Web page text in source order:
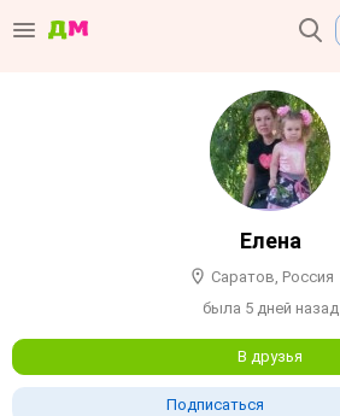
Елена
Саратов, Россия
была 5 дней назад
В друзья
Подписаться